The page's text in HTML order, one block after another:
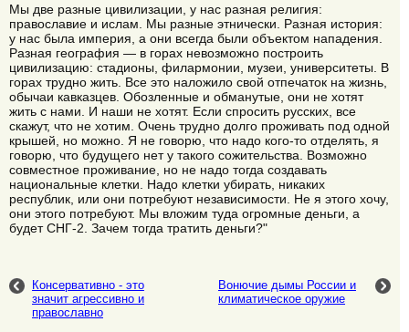
Мы две разные цивилизации, у нас разная религия:
православие и ислам. Мы разные этнически. Разная история:
у нас была империя, а они всегда были объектом нападения.
Разная география — в горах невозможно построить
цивилизацию: стадионы, филармонии, музеи, университеты. В
горах трудно жить. Все это наложило свой отпечаток на жизнь,
обычаи кавказцев. Обозленные и обманутые, они не хотят
жить с нами. И наши не хотят. Если спросить русских, все
скажут, что не хотим. Очень трудно долго проживать под одной
крышей, но можно. Я не говорю, что надо кого-то отделять, я
говорю, что будущего нет у такого сожительства. Возможно
совместное проживание, но не надо тогда создавать
национальные клетки. Надо клетки убирать, никаких
республик, или они потребуют независимости. Не я этого хочу,
они этого потребуют. Мы вложим туда огромные деньги, а
будет СНГ-2. Зачем тогда тратить деньги?"
Консервативно - это
значит агрессивно и
православно
Вонючие дымы России и
климатическое оружие